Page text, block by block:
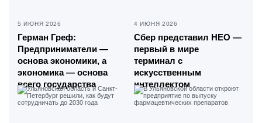
5 ИЮНЯ 2026
Герман Греф:
Предприниматели —
основа экономики, а
экономика — основа
всего государства
4 ИЮНЯ 2026
Сбер представил НЕО —
первый в мире
терминал с
искусственным
интеллектом